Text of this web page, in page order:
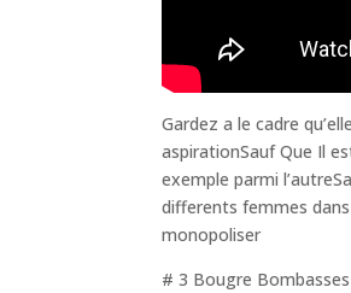
Gardez a le cadre
aspirationSauf Que Il
exemple parmi
differents femmes
monopoliser
# 3 Bougre